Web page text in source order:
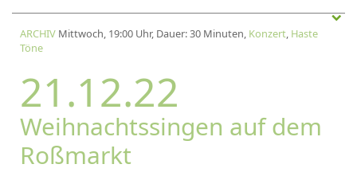
ARCHIV Mittwoch, 19:00 Uhr, Dauer: 30 Minuten, Konzert, Haste
Töne
21.12.22
Weihnachtssingen auf dem
Roßmarkt